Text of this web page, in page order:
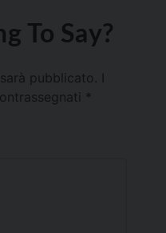
To Say?
pubblicato.
*